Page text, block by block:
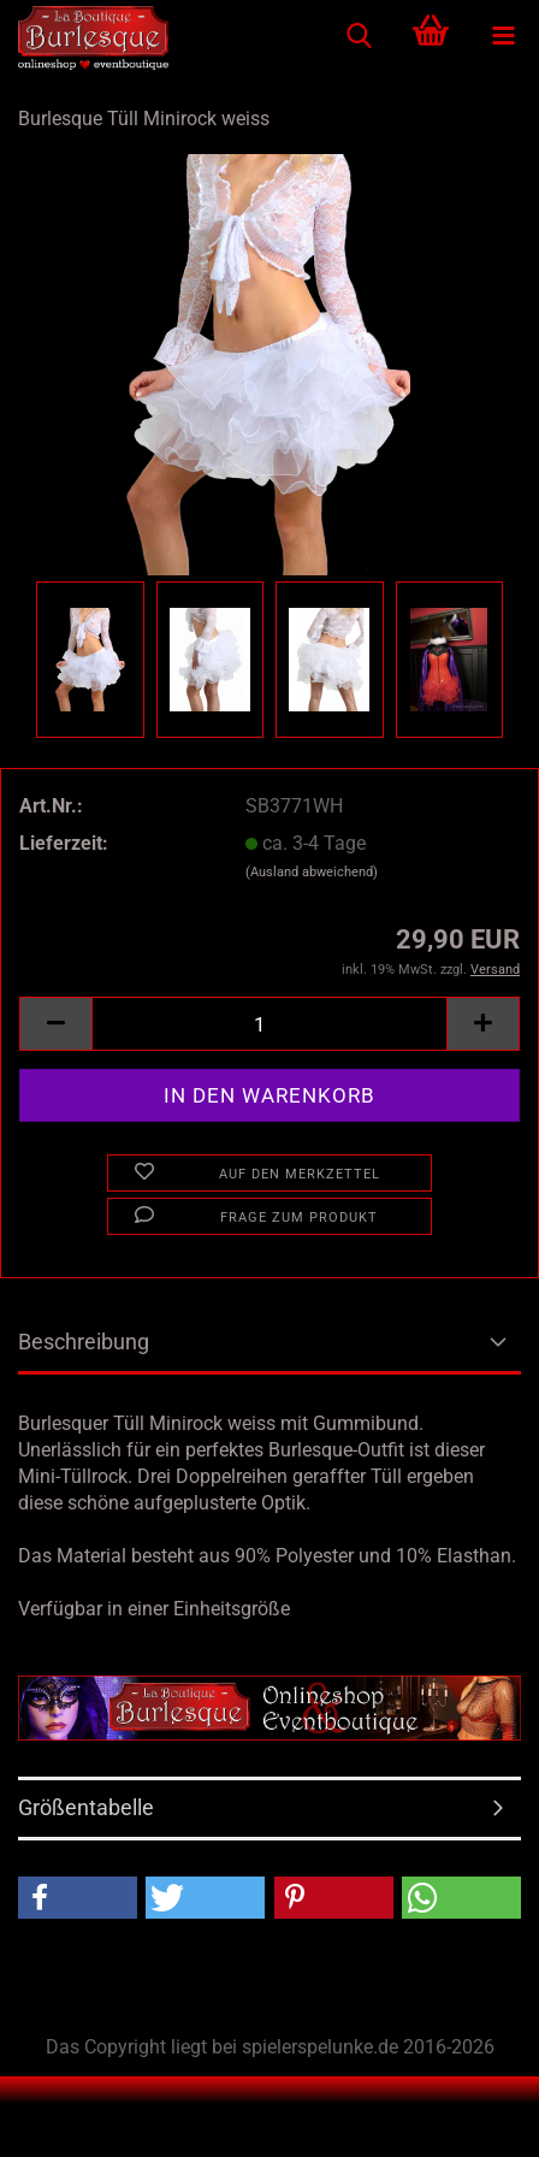
Burlesque Tüll Minirock weiss
Art.Nr.:
SB3771WH
Lieferzeit:
ca. 3-4 Tage
(Ausland abweichend)
29,90 EUR
inkl. 19% MwSt. zzgl. Versand
AUF DEN MERKZETTEL
FRAGE ZUM PRODUKT
Beschreibung
Burlesquer Tüll Minirock weiss mit Gummibund.
Unerlässlich für ein perfektes Burlesque-Outfit ist dieser
Mini-Tüllrock. Drei Doppelreihen geraffter Tüll ergeben
diese schöne aufgeplusterte Optik.
Das Material besteht aus 90% Polyester und 10% Elasthan.
Verfügbar in einer Einheitsgröße
Größentabelle
Das Copyright liegt bei spielerspelunke.de 2016-2026